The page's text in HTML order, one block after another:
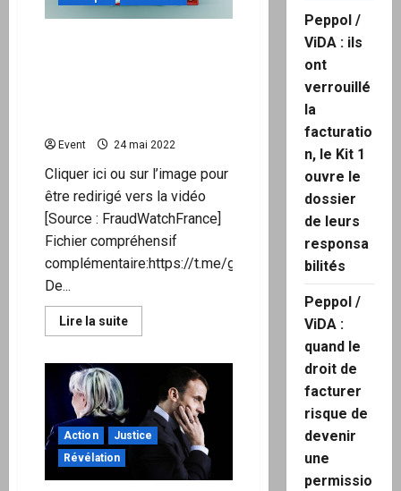
Event 24 mai 2022
Cliquer ici ou sur l’image pour
être redirigé vers la vidéo
[Source : FraudWatchFrance]
Fichier compréhensif
complémentaire:https://t.me/groupeanonyme/37
De...
Lire la suiteEn
savoir
« URGENT »Fraude
institutionnelle.
présidentielle
2022
est
entièrement
frauduleuse.
explications
Action
Justice
Révélation
Peppol /
ViDA : ils
ont
verrouillé
la
facturatio
n, le Kit 1
ouvre le
dossier
de leurs
responsa
bilités
Peppol /
ViDA :
quand le
droit de
facturer
risque de
devenir
une
permissio